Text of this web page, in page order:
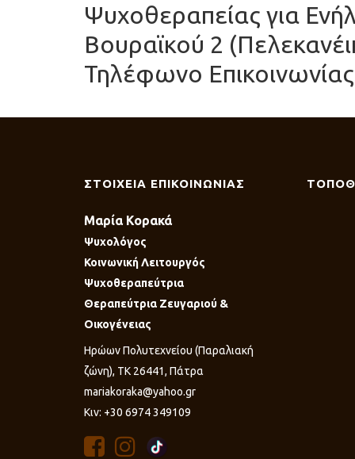
Ψυχοθεραπείας για
Βουραϊκού 2
Τηλέφωνο
ΣΤΟΙΧΕΙΑ ΕΠΙΚΟΙΝΩΝΙΑΣ
Μαρία Κορακά
Ψυχολόγος
Κοινωνική Λειτουργός
Ψυχοθεραπεύτρια
Θεραπεύτρια Ζευγαριού &
Οικογένειας
Ηρώων Πολυτεχνείου (Παραλιακή
ζώνη), ΤΚ 26441, Πάτρα
mariakoraka@yahoo.gr
Κιν: +30 6974 349109